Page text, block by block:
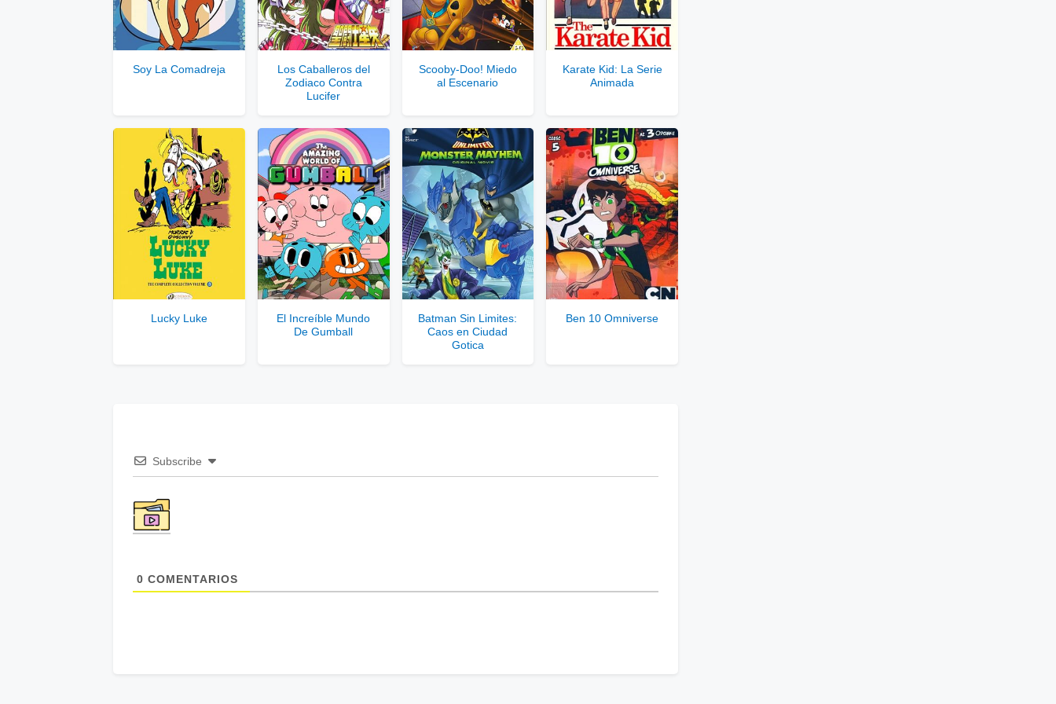
Servidores directos
Solo disponible para usuarios registrados.
Comprar Cuenta VIP Aquí!
Soy La Comadreja
Los Caballeros del
Zodiaco Contra
Lucifer
Scooby-Doo! Miedo
al Escenario
Karate Kid: La Serie
Animada
Lucky Luke
El Increíble Mundo
De Gumball
Batman Sin Limites:
Caos en Ciudad
Gotica
Ben 10 Omniverse
Subscribe
0 COMENTARIOS